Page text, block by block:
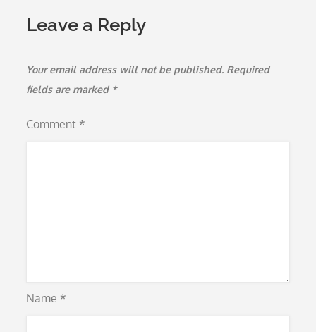
Leave a Reply
Your email address will not be published. Required
fields are marked *
Comment *
Name *